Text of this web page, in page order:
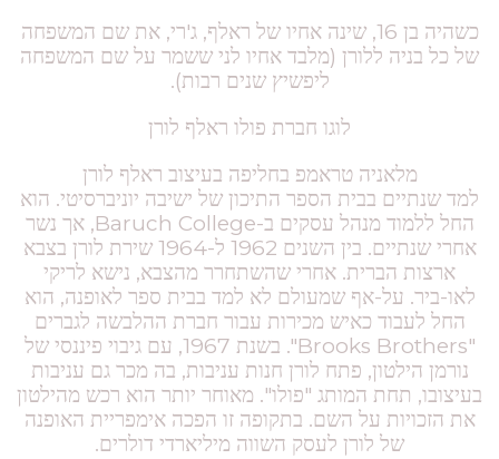
כשהיה בן 16, שינה אחיו של ראלף, ג'רי, את שם המשפחה
של כל בניה ללורן (מלבד אחיו לני ששמר על שם המשפחה
ליפשיץ שנים רבות).
לוגו חברת פולו ראלף לורן
מלאניה טראמפ בחליפה בעיצוב ראלף לורן
למד שנתיים בבית הספר התיכון של ישיבה יוניברסיטי. הוא
החל ללמוד מנהל עסקים ב-Baruch College, אך נשר
אחרי שנתיים. בין השנים 1962 ל-1964 שירת לורן בצבא
ארצות הברית. אחרי שהשתחרר מהצבא, נישא לריקי
לאו-ביר. על-אף שמעולם לא למד בבית ספר לאופנה, הוא
החל לעבוד כאיש מכירות עבור חברת ההלבשה לגברים
"Brooks Brothers". בשנת 1967, עם גיבוי פיננסי של
נורמן הילטון, פתח לורן חנות עניבות, בה מכר גם עניבות
בעיצובו, תחת המותג "פולו". מאוחר יותר הוא רכש מהילטון
את הזכויות על השם. בתקופה זו הפכה אימפריית האופנה
של לורן לעסק השווה מיליארדי דולרים.